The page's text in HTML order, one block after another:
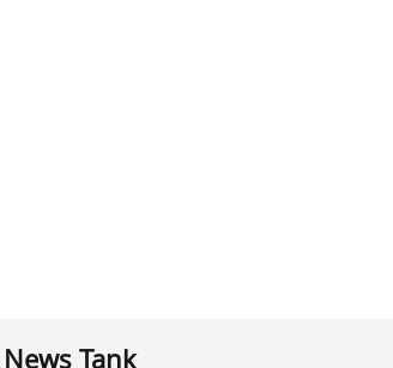
News Tank